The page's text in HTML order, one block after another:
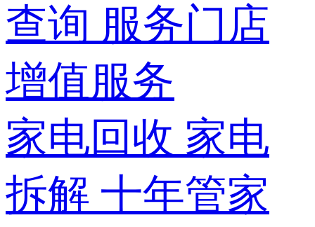
查询 服务门店
增值服务
家电回收 家电
拆解 十年管家